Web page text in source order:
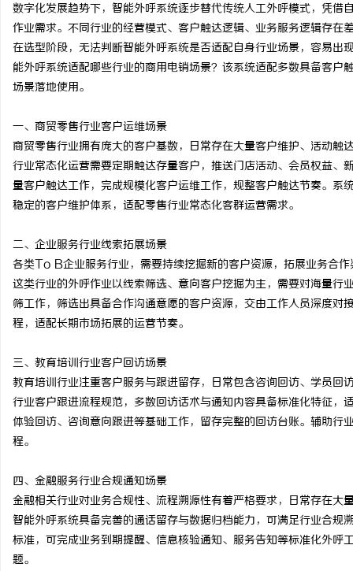
数字化发展趋势下，智能外呼系统逐步替代传统人工外呼模式，凭
作业需求。不同行业的经营模式、客户触达逻辑、业务服务逻辑存
在选型阶段，无法判断智能外呼系统是否适配自身行业场景，容易
能外呼系统适配哪些行业的商用电销场景？该系统适配多数具备客
场景落地使用。
一、商贸零售行业客户运维场景
商贸零售行业拥有庞大的客户基数，日常存在大量客户维护、活动触
行业常态化运营需要定期触达存量客户，推送门店活动、会员权益
量客户触达工作，完成规模化客户运维工作，规整客户触达节奏。
稳定的客户维护体系，适配零售行业常态化客群运营需求。
二、企业服务行业线索拓展场景
各类 To B企业服务行业，需要持续挖掘新的客户资源，拓展业务合
这类行业的外呼作业以线索筛选、意向客户挖掘为主，需要对海量
筛工作，筛选出具备合作沟通意愿的客户资源，交由工作人员深度
程，适配长期市场拓展的运营节奏。
三、教育培训行业客户回访场景
教育培训行业注重客户服务与跟进留存，日常包含咨询回访、学员回
行业客户跟进流程规范，多数回访话术与通知内容具备标准化特征
体验回访、咨询意向跟进等基础工作，留存完整的回访台账。辅助
程。
四、金融服务行业合规通知场景
金融相关行业对业务合规性、流程溯源性有着严格要求，日常存在大
智能外呼系统具备完善的通话留存与数据归档能力，可满足行业合
标准，可完成业务到期提醒、信息核验通知、服务告知等标准化外
题。
开店最怕“搜不到”为什
ai却天天给他免费派单？